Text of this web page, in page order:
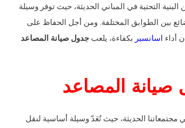
التحتية في المباني الحديثة، حيث توفر وسيلة
بين الطوابق المختلفة. ومن أجل الحفاظ على
أداء اسانسير بكفاءة، يلعبجدول صيانة المصاعد
صيانة المصاعد
مجتمعاتنا الحديثة، حيث تُعَدّ وسيلة أساسية لنقل